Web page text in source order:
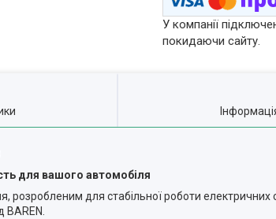
У компанії
покидаючи сайту.
для вашого автомобіля
для стабільної роботи електричних